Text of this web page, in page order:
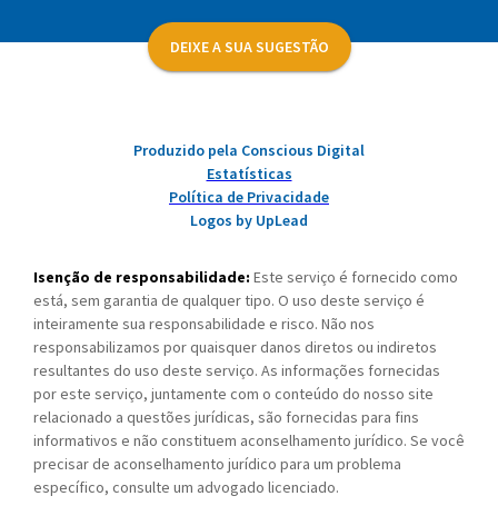
DEIXE A SUA SUGESTÃO
Produzido pela Conscious Digital
Estatísticas
Política de Privacidade
Logos by UpLead
Isenção de responsabilidade: Este serviço é fornecido como
está, sem garantia de qualquer tipo. O uso deste serviço é
inteiramente sua responsabilidade e risco. Não nos
responsabilizamos por quaisquer danos diretos ou indiretos
resultantes do uso deste serviço. As informações fornecidas
por este serviço, juntamente com o conteúdo do nosso site
relacionado a questões jurídicas, são fornecidas para fins
informativos e não constituem aconselhamento jurídico. Se você
precisar de aconselhamento jurídico para um problema
específico, consulte um advogado licenciado.